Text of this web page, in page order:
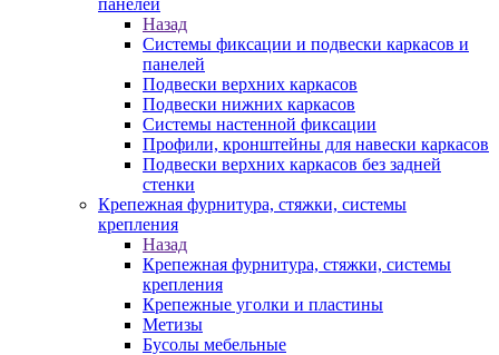
панелей
Назад
Системы фиксации и подвески каркасов и
панелей
Подвески верхних каркасов
Подвески нижних каркасов
Системы настенной фиксации
Профили, кронштейны для навески каркасов
Подвески верхних каркасов без задней
стенки
Крепежная фурнитура, стяжки, системы
крепления
Назад
Крепежная фурнитура, стяжки, системы
крепления
Крепежные уголки и пластины
Метизы
Бусолы мебельные